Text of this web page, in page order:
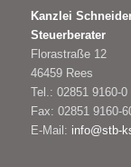
Kanzlei
Steuerberater
Florastraße 12
46459 Rees
Tel.: 02851 9160-0
Fax: 02851 9160-
E-Mail: info@stb-